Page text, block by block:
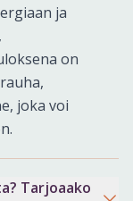
ja
on
joka voi
Tarjoaako